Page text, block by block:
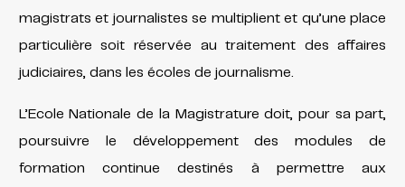
magistrats et journalistes se multiplient et qu’une place
particulière soit réservée au traitement des affaires
judiciaires, dans les écoles de journalisme.
L’Ecole Nationale de la Magistrature doit, pour sa part,
poursuivre le développement des modules de
formation continue destinés à permettre aux